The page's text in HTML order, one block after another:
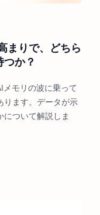
まりで、どちら
か？
モリの波に乗って
ります。データが示
ついて解説しま